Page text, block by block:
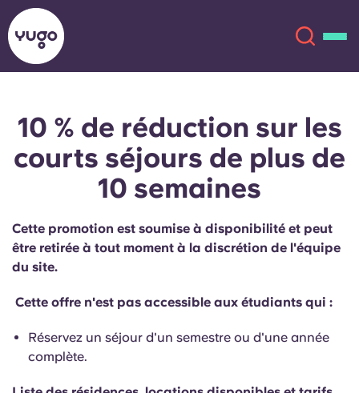
À propos
Lieux
Compte Langue
Sélectionnez un pays
English (GB)
English (US)
Català Deutsch
Italian French
Portuguese
10 % de réduction sur les
courts séjours de plus de
10 semaines
Cette promotion est soumise à disponibilité et peut
être retirée à tout moment à la discrétion de l'équipe
du site.
Cette offre n'est pas accessible aux étudiants qui :
Réservez un séjour d'un semestre ou d'une année
complète.